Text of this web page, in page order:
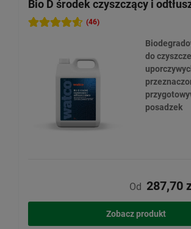
Bio D środek czyszczący i
(46)
do
posadzek
Od 287,70
Zobacz produkt